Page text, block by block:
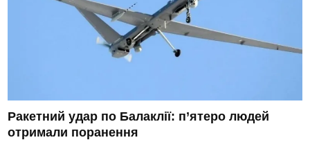
Ракетний удар по Балаклії: п’ятеро людей
отримали поранення